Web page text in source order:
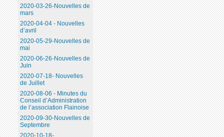
2020-03-26-Nouvelles de
mars
2020-04-04 - Nouvelles
d’avril
2020-05-29-Nouvelles de
mai
2020-06-26-Nouvelles de
Juin
2020-07-18- Nouvelles
de Juillet
2020-08-06 - Minutes du
Conseil d’Administration
de l’association Flainoise
2020-09-30-Nouvelles de
Septembre